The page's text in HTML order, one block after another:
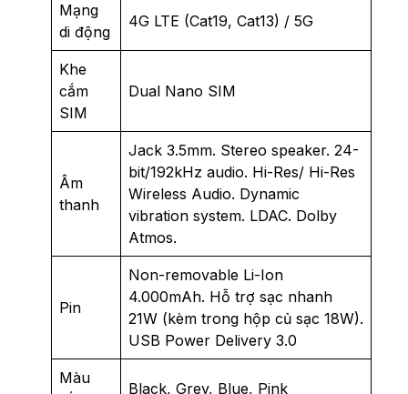
Mạng
di động
4G LTE (Cat19, Cat13) / 5G
Khe
cắm
SIM
Dual Nano SIM
Âm
thanh
Jack 3.5mm. Stereo speaker. 24-
bit/192kHz audio. Hi-Res/ Hi-Res
Wireless Audio. Dynamic
vibration system. LDAC. Dolby
Atmos.
Pin
Non-removable Li-Ion
4.000mAh. Hỗ trợ sạc nhanh
21W (kèm trong hộp củ sạc 18W).
USB Power Delivery 3.0
Màu
Black, Grey, Blue, Pink